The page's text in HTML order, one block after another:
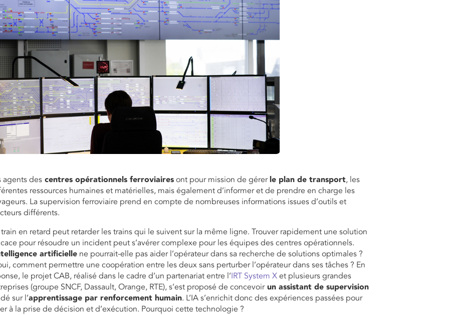
agents des centres opérationnels ferroviaires ont pour mission de gérerle plan de transport, les
ressources humaines et matérielles, mais également d’informer et de prendre en charge les
La supervision ferroviaire prend en compte de nombreuses informations issues d’outils et
différents.
en retard peut retarder les trains qui le suivent sur la même ligne. Trouver rapidement une solution
pour résoudre un incident peut s’avérer complexe pour les équipes des centres opérationnels.
artificielle ne pourrait-elle pas aider l’opérateur dans sa recherche de solutions optimales ?
comment permettre une coopération entre les deux sans perturber l’opérateur dans ses tâches ? En
le projet CAB, réalisé dans le cadre d’un partenariat entre l’IRT System X et plusieurs grandes
(groupe SNCF, Dassault, Orange, RTE), s’est proposé de concevoirun assistant de supervision
sur l’apprentissage par renforcement humain. L’IA s’enrichit donc des expériences passées pour
à la prise de décision et d’exécution. Pourquoi cette technologie ?